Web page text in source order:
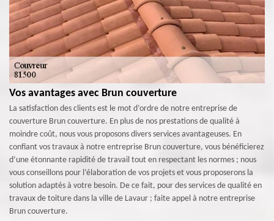
Vos avantages avec Brun couverture
La satisfaction des clients est le mot d’ordre de notre entreprise de
couverture Brun couverture. En plus de nos prestations de qualité à
moindre coût, nous vous proposons divers services avantageuses. En
confiant vos travaux à notre entreprise Brun couverture, vous bénéficierez
d’une étonnante rapidité de travail tout en respectant les normes ; nous
vous conseillons pour l’élaboration de vos projets et vous proposerons la
solution adaptés à votre besoin. De ce fait, pour des services de qualité en
travaux de toiture dans la ville de Lavaur ; faite appel à notre entreprise
Brun couverture.